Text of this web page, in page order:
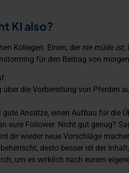
KI also?
Kollegen. Einen, der nie müde ist,
für den Beitrag von
über die Vorbereitung von Pferden
Ansätze, einen Aufbau für die
eure Follower. Nicht gut genug?
dir wieder neue Vorschläge
desto besser ist der
um es wirklich nach eurem